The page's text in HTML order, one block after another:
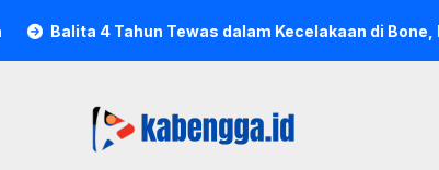
Tewas dalam Kecelakaan di Bone, Polisi Tahan